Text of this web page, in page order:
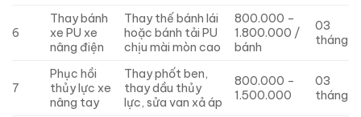
6
Thay bánh
xe PU xe
nâng điện
Thay thế bánh lái
hoặc bánh tải PU
chịu mài mòn cao
800.000 –
1.800.000 /
bánh
03
tháng
7
Phục hồi
thủy lực xe
nâng tay
Thay phốt ben,
thay dầu thủy
lực, sửa van xả áp
800.000 –
1.500.000
03
tháng